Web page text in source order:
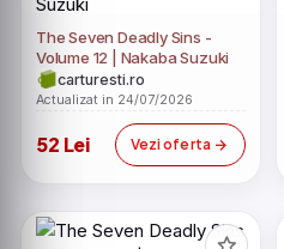
The Seven Deadly Sins -
Volume 12 | Nakaba Suzuki
carturesti.ro
Actualizat in 24/07/2026
52 Lei Vezi oferta